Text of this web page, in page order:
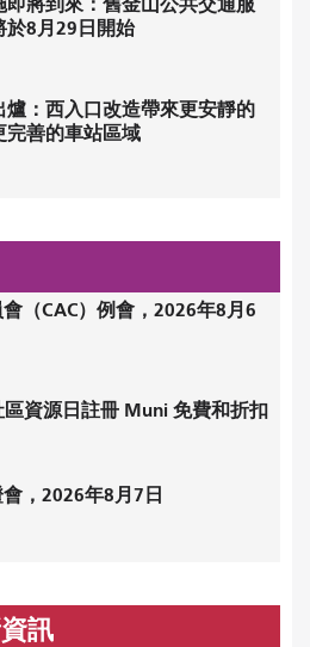
於8月29日開始
爐：西入口改造帶來更安靜的
完善的車站區域
（CAC）例會，2026年8月6
區資源日註冊 Muni 免費和折扣
，2026年8月7日
訊